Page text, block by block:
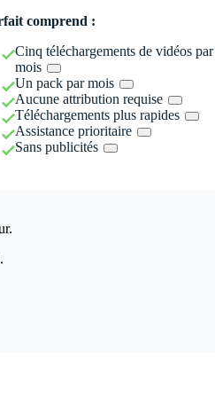
comprend :
Cinq téléchargements de vidéos par
mois
Un pack par mois
Aucune attribution requise
Téléchargements plus rapides
Assistance prioritaire
Sans publicités